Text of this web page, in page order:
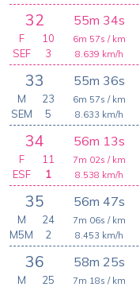
32 55m 34s
6m 57s / km
8.639 km/h
F
10
SEF
3
33 55m 36s
6m 57s / km
8.633 km/h
M
23
SEM
5
34 56m 13s
7m 02s / km
8.538 km/h
F
11
ESF
1
35 56m 47s
7m 06s / km
8.453 km/h
M
24
M5M
2
36 58m 25s
7m 18s / km
M
25